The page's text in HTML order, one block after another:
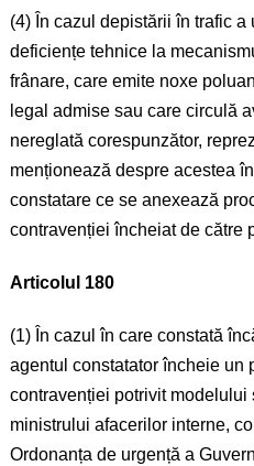
(4) În cazul depistării în trafic
deficiențe tehnice la
frânare, care emite noxe
legal admise sau care circulă
nereglată corespunzător,
menționează despre acestea
constatare ce se anexează
contravenției încheiat de către
Articolul 180
(1) În cazul în care constată
agentul constatator încheie un
contravenției potrivit modelului
ministrului afacerilor interne,
Ordonanța de urgență a